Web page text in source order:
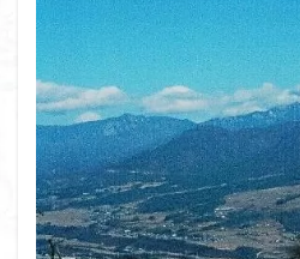
大雪山旭岳ロープーウェイ
大菩薩嶺
大菩薩南部
大桁山
大札山 大指山
十国峠
北海道 三毳山
人名山
京都府 五百羅漢
二本木峠
事前準備 久
中津川市
中山
中央ア